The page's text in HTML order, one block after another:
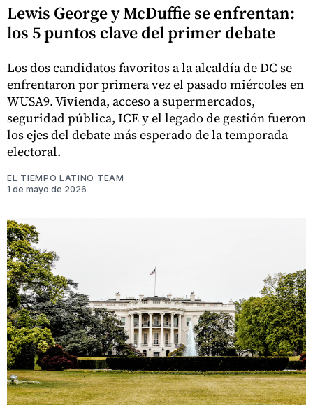
Lewis George y McDuffie se enfrentan:
los 5 puntos clave del primer debate
Los dos candidatos favoritos a la alcaldía de DC se
enfrentaron por primera vez el pasado miércoles en
WUSA9. Vivienda, acceso a supermercados,
seguridad pública, ICE y el legado de gestión fueron
los ejes del debate más esperado de la temporada
electoral.
EL TIEMPO LATINO TEAM
1 de mayo de 2026